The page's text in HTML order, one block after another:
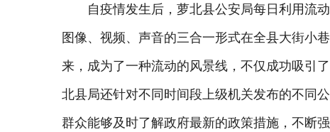
自疫情发生后，萝北县公安局每日利用流
图像、视频、声音的三合一形式在全县大街小
来，成为了一种流动的风景线，不仅成功吸引
北县局还针对不同时间段上级机关发布的不同
群众能够及时了解政府最新的政策措施，不断强